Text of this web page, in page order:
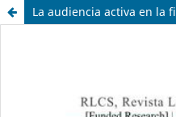
La audiencia activa en la